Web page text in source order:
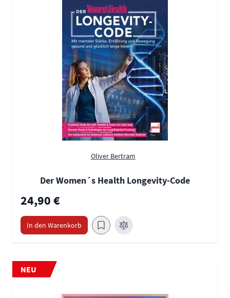
Oliver Bertram
Der Women´s Health Longevity-Code
24,90 €
In den Warenkorb
NEU